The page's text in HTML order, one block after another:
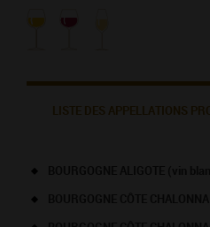
LISTE DES APPELLATIONS